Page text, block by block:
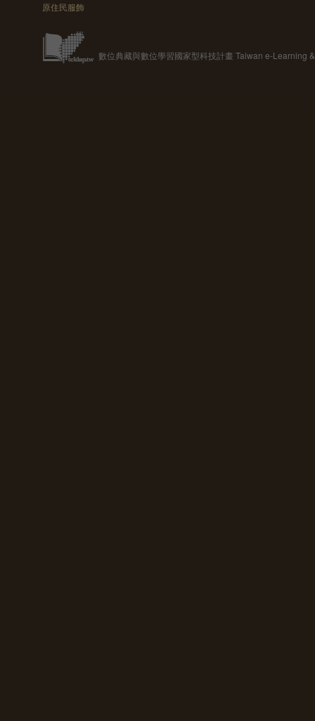
原住民服飾
數位典藏與數位學習國家型科技計畫 Taiwan e-Learning